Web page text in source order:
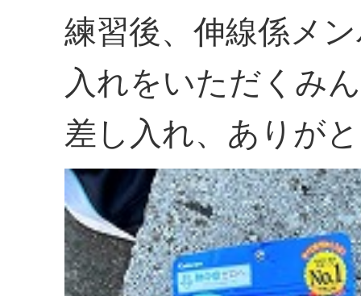
練習後、伸線係メ
入れをいただくみ
差し入れ、ありが